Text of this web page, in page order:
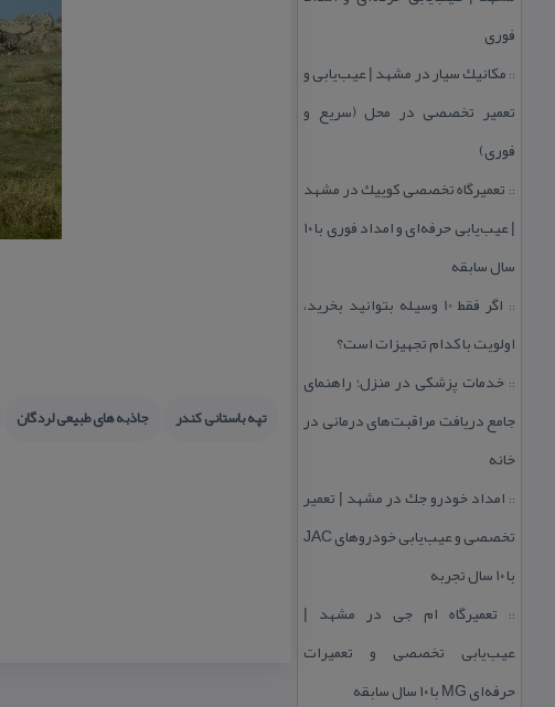
فوری
:: مكانیك سیار در مشهد | عیب‌یابی و
تعمیر تخصصی در محل (سریع و
فوری)
:: تعمیرگاه تخصصی كوییك در مشهد
| عیب‌یابی حرفه‌ای و امداد فوری با ۱۰
سال سابقه
::
اگر فقط 10 وسیله بتوانید بخرید،
اولویت با كدام تجهیزات است؟
:: خدمات پزشكی در منزل؛ راهنمای
جامع دریافت مراقبت‌های درمانی در
خانه
:: امداد خودرو جك در مشهد | تعمیر
تخصصی و عیب‌یابی خودروهای JAC
با ۱۰ سال تجربه
:: تعمیرگاه ام جی در مشهد |
عیب‌یابی تخصصی و تعمیرات
حرفه‌ای MG با ۱۰ سال سابقه
تپه باستانی كندر جاذبه های طبیعی لردگان